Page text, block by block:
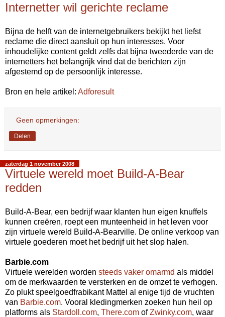
Internetter wil gerichte reclame
Bijna de helft van de internetgebruikers bekijkt het liefst
reclame die direct aansluit op hun interesses. Voor
inhoudelijke content geldt zelfs dat bijna tweederde van de
internetters het belangrijk vind dat de berichten zijn
afgestemd op de persoonlijk interesse.
Bron en hele artikel: Adforesult
Geen opmerkingen:
Delen
zaterdag 1 november 2008
Virtuele wereld moet Build-A-Bear
redden
Build-A-Bear, een bedrijf waar klanten hun eigen knuffels
kunnen creëren, roept een munteenheid in het leven voor
zijn virtuele wereld Build-A-Bearville. De online verkoop van
virtuele goederen moet het bedrijf uit het slop halen.
Barbie.com
Virtuele werelden worden steeds vaker omarmd als middel
om de merkwaarden te versterken en de omzet te verhogen.
Zo plukt speelgoedfrabikant Mattel al enige tijd de vruchten
van Barbie.com. Vooral kledingmerken zoeken hun heil op
platforms als Stardoll.com, There.com ofZwinky.com, waar